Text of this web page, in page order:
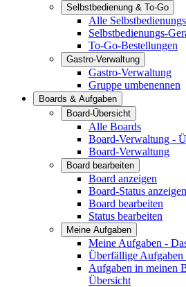
Selbstbedienung & To-Go
Alle
Selbstbedienungs-
To-Go-Bestellungen
Gastro-Verwaltung
Gastro-Verwaltung
Gruppe umbenennen
Boards & Aufgaben
Board-Übersicht
Alle Boards
Board-Verwaltung -
Board-Verwaltung
Board bearbeiten
Board anzeigen
Board-Status anzeigen
Board bearbeiten
Status bearbeiten
Meine Aufgaben
Meine Aufgaben -
Überfällige
Aufgaben in meinen
Übersicht